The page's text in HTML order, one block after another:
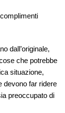
dall’originale,
che potrebbe
situazione,
devono far ridere
preoccupato di